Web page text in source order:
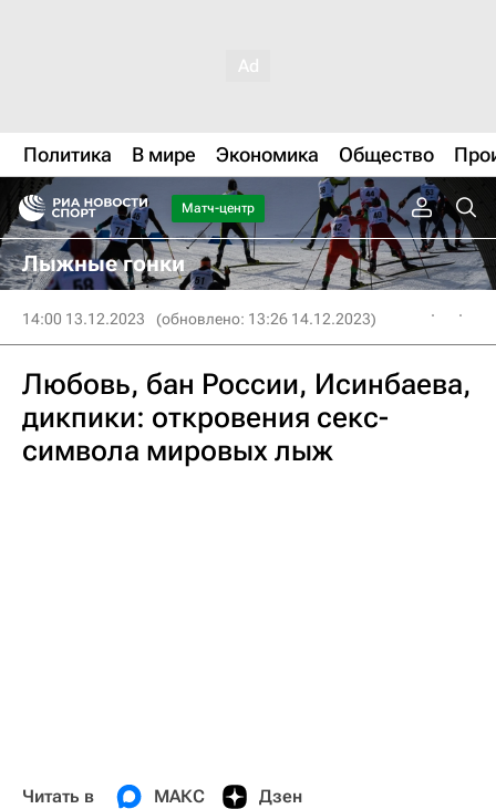
Политика В мире Экономика Общество
Матч-центр
Лыжные гонки
14:00 13.12.2023 (обновлено: 13:26 14.12.2023)
Любовь, бан России, Исинбаева,
дикпики: откровения секс-
символа мировых лыж
Читать в МАКС Дзен